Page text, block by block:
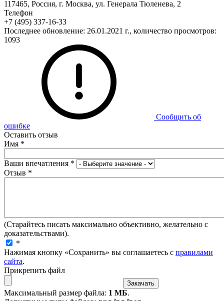
117465, Россия, г. Москва, ул. Генерала Тюленева, 2
Телефон
+7 (495) 337-16-33
Последнее обновление: 26.01.2021 г., количество просмотров:
1093
Сообщить об
ошибке
Оставить отзыв
Имя *
Ваши впечатления *
Отзыв *
(Старайтесь писать максимально объективно, желательно с
доказательствами).
*
Нажимая кнопку «Сохранить» вы соглашаетесь с правилами
сайта.
Прикрепить файл
Максимальный размер файла: 1 МБ.